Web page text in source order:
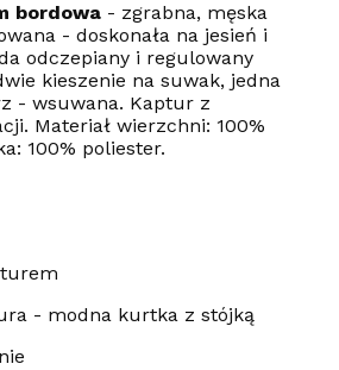
bordowa - zgrabna, męska
- doskonała na jesień i
odczepiany i regulowany
kieszenie na suwak, jedna
- wsuwana. Kaptur z
Materiał wierzchni: 100%
100% poliester.
- modna kurtka z stójką